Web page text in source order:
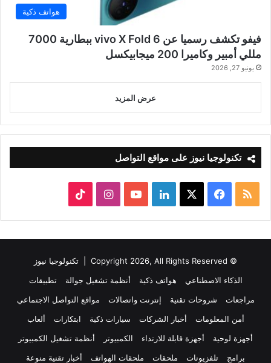
هواتف ذكية
فيفو تكشف رسميا عن vivo X Fold 6 ببطارية 7000
مللي أمبير وكاميرا 200 ميجابيكسل
يونيو 27, 2026
عرض المزيد
تكنولوجيا نيوز على مواقع التواصل
ملخص
الموقع
RSS
فيسبوك لينكدإن‫YouTubeانستقرام
© Copyright 2026, All Rights Reserved |
تكنولوجيا نيوز
الذكاء الاصطناعي
هواتف ذكية أنظمة تشغيل جوالة
تطبيقات
مراجعات
شروحات تقنية إنترنت واتصالات
مواقع التواصل الاجتماعي
أمن المعلومات
أخبار الشركات سيارات ذكية ابتكارات
ألعاب
أجهزة لوحية
أجهزة قابلة للارتداء الكمبيوتر
أنظمة تشغيل الكمبيوتر
برامج
تلفزيونات ملحقات ملحقات الهواتف أخبار تقنية منوعة